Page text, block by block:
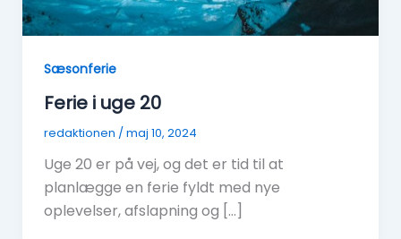
Sæsonferie
Ferie i uge 20
redaktionen / maj 10, 2024
Uge 20 er på vej, og det er tid til at
planlægge en ferie fyldt med nye
oplevelser, afslapning og […]